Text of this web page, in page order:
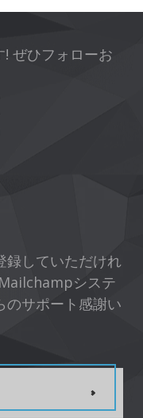
ぜひフォローお
録していただけれ
システ
のサポート感謝い